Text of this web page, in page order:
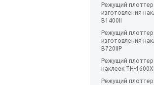
Режущий
изготовления
B1400II
Режущий
изготовления
B720IIP
Режущий
наклеек TH-1600XL
Режущий плоттер